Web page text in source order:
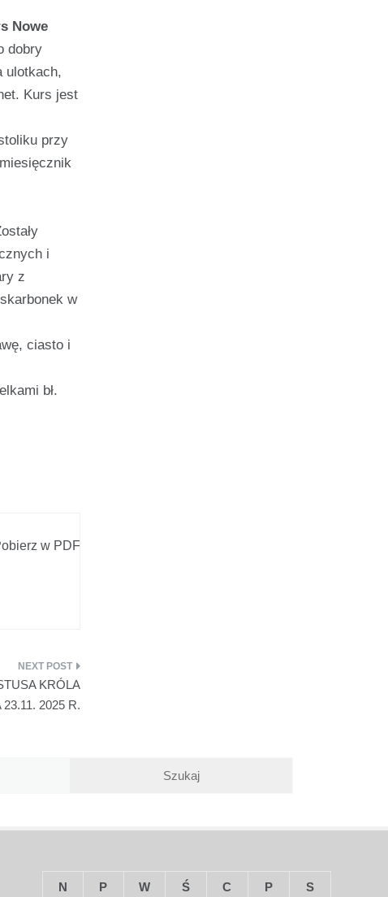
Nowe
dobry
ulotkach,
Kurs jest
przy
miesięcznik
i
z
w
ciasto i
bł.
w PDF
KRÓLA
2025 R.
N P W Ś C P S